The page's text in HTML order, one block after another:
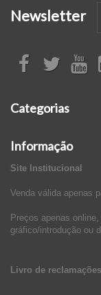
Newsletter
Categorias
Informação
Site Institucional
Venda válida apenas
Preços apenas
gráfico/introdução ou
Livro de reclamações